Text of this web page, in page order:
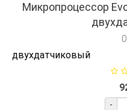
Микропроцессор
двухдатчиковый
-